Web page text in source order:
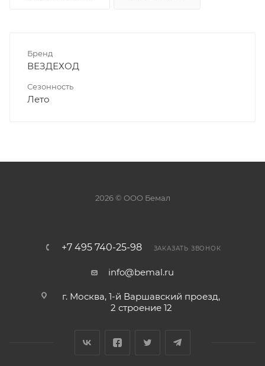
Бренд
ВЕЗДЕХОД
Сезонность
Лето
2026 © ООО Бемал
+7 495 740-25-98 ЗАКАЗАТЬ ЗВОНОК
info@bemal.ru
г. Москва, 1-й Варшавский проезд,
2 строение 12